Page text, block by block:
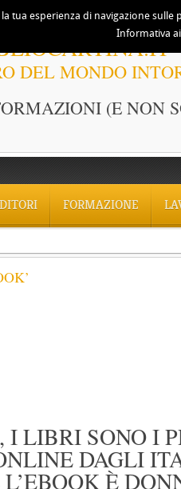
DEL MONDO
(E NON
FORMAZIONE
I LIBRI SONO I
DAGLI
È
tua esperienza di navigazione
Informativa ai